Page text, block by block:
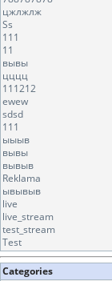
цжлжлж
Ss
111
11
вывы
цццц
111212
ewew
sdsd
111
ыыыв
вывы
вывыв
Reklama
ывывыв
live
live_stream
test_stream
Test
Categories